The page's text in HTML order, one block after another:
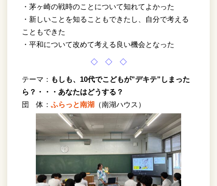
・茅ヶ崎の戦時のことについて知れてよかった
・新しいことを知ることもできたし、自分で考える
こともできた
・平和について改めて考える良い機会となった
◇ ◇ ◇
テーマ： もしも、10代でこどもが”デキテ”しまった
ら？・・・あなたはどうする？
団 体： ふらっと南湖 （南湖ハウス）